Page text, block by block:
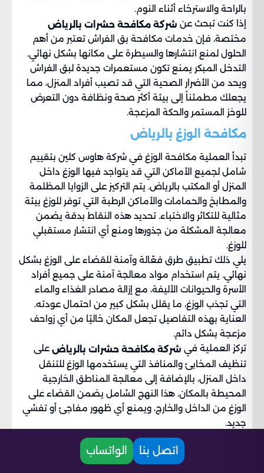
بالراحة والاسترخاء أثناء النوم.
إذا كنت تبحث عن شركة مكافحة حشرات بالرياض
مختصة، فإن خدمات مكافحة بق الفراش تعتبر من أهم
الحلول لمنع انتشارها والسيطرة على مكانها بشكل نهائي.
التدخل المبكر يمنع تكون مستعمرات جديدة لبق الفراش
ويحد من الأضرار الصحية التي قد تصيب أفراد المنزل، مما
يجعلك مطمئناً إلى بيئة أكثر صحة ونظافة دون التعرض
للوخز المستمر والحكة المزعجة.
مكافحة الوزغ بالرياض
تبدأ العملية مكافحة الوزغ في شركة هاوس كلين بتقييم
شامل لجميع الأماكن التي قد يتواجد فيها الوزغ داخل
المنزل أو المكتب بالرياض. يتم التركيز على الزوايا المظلمة
والمطابخ والحمامات والأماكن الرطبة التي توفر للوزغ بيئة
مثالية للتكاثر والاختباء. تحديد هذه النقاط بدقة يضمن
معالجة المشكلة من جذورها ومنع أي انتشار مستقبلي
للوزغ.
يلي ذلك تطبيق طرق فعّالة وآمنة للقضاء على الوزغ بشكل
نهائي. يتم استخدام مواد معالجة آمنة على جميع أفراد
الأسرة والحيوانات الأليفة، مع إزالة مصادر الغذاء والماء
التي تجذب الوزغ، ما يقلل بشكل كبير من احتمال عودته.
العناية بهذه التفاصيل تجعل المكان خاليًا من أي زواحف
مزعجة بشكل دائم.
تركز العملية في شركة مكافحة حشرات بالرياض على
تنظيف المخابئ والمنافذ التي يستخدمها الوزغ للتنقل
داخل المنزل، بالإضافة إلى معالجة المناطق الخارجية
المحيطة بالمكان. هذا النهج الشامل يضمن القضاء على
الوزغ من الداخل والخارج، ويمنع أي ظهور مفاجئ أو تفشي
جديد.
مكافحة الوزغ بالرياضمتابعة دقيقة بعد
التنفيذ، لضمان أن جميع الزواحف قد تم القضاء عليها
بالكامل. كما يتم تقديم نصائح وإرشادات مهمة للحفاظ
اتصل بنا الواتساب